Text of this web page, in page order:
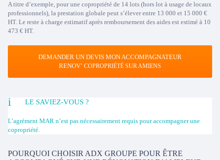
A titre d’exemple, pour une copropriété de 14 lots (hors lot à usage de locaux
professionnels), la prestation globale peut s’élever entre 13 000 et 15 000 €
HT. Le reste à charge estimatif après remboursement des aides est estimé à 10
473 € HT.
DEMANDER UN DEVIS MON ACCOMPAGNATEUR
RENOV’ COPROPRIÉTÉ SUR AMIENS
LE SAVIEZ-VOUS ?
L’agrément MAR n’est pas nécessairement requis pour accompagner une
copropriété.
POURQUOI CHOISIR ADX GROUPE POUR ÊTRE